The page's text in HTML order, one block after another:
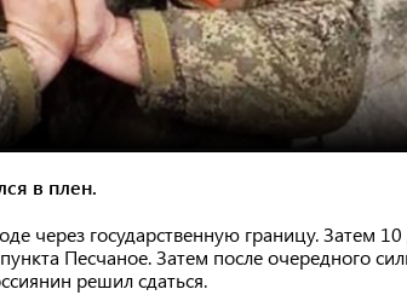
в плен.
через государственную границу. Затем
Песчаное. Затем после очередного
решил сдаться.